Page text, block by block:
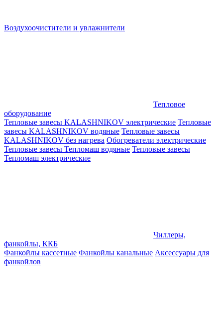
Воздухоочистители и увлажнители
Тепловое
оборудование
Тепловые завесы KALASHNIKOV электрические Тепловые
завесы KALASHNIKOV водяные Тепловые завесы
KALASHNIKOV без нагрева Обогреватели электрические
Тепловые завесы Тепломаш водяные Тепловые завесы
Тепломаш электрические
Чиллеры,
фанкойлы, ККБ
Фанкойлы кассетные Фанкойлы канальные Аксессуары для
фанкойлов